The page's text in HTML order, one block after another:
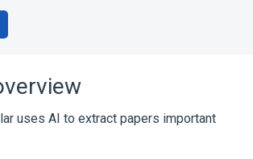
uses AI to extract papers important